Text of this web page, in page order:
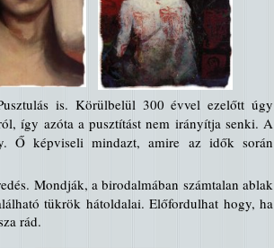
is. Körülbelül 300 évvel ezelőtt úgy
így azóta a pusztítást nem irányítja senki. A
Ő képviseli mindazt, amire az idők során
Mondják, a birodalmában számtalan ablak
tükrök hátoldalai. Előfordulhat hogy, ha
rád.